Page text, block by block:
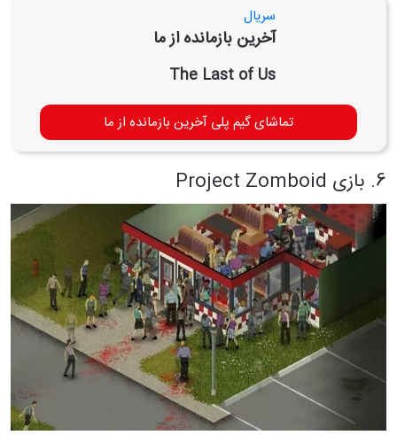
سریال
آخرین بازمانده از ما
The Last of Us
تماشای گیم پلی آخرین بازمانده از ما
6. بازی Project Zomboid